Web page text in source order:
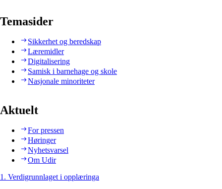
Temasider
Sikkerhet og beredskap
Læremidler
Digitalisering
Samisk i barnehage og skole
Nasjonale minoriteter
Aktuelt
For pressen
Høringer
Nyhetsvarsel
Om Udir
1. Verdigrunnlaget i opplæringa